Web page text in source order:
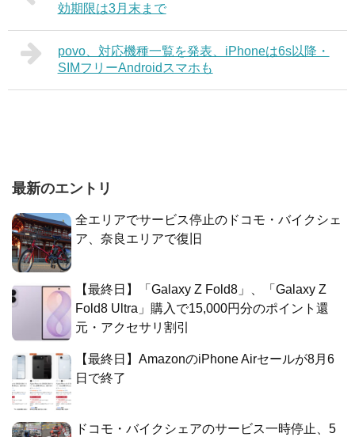
効期限は3月末まで
povo、対応機種一覧を発表、iPhoneは6s以降・
SIMフリーAndroidスマホも
最新のエントリ
全エリアでサービス停止のドコモ・バイクシェ
ア、奈良エリアで復旧
【最終日】「Galaxy Z Fold8」、「Galaxy Z
Fold8 Ultra」購入で15,000円分のポイント還
元・アクセサリ割引
【最終日】AmazonのiPhone Airセールが8月6
日で終了
ドコモ・バイクシェアのサービス一時停止、5